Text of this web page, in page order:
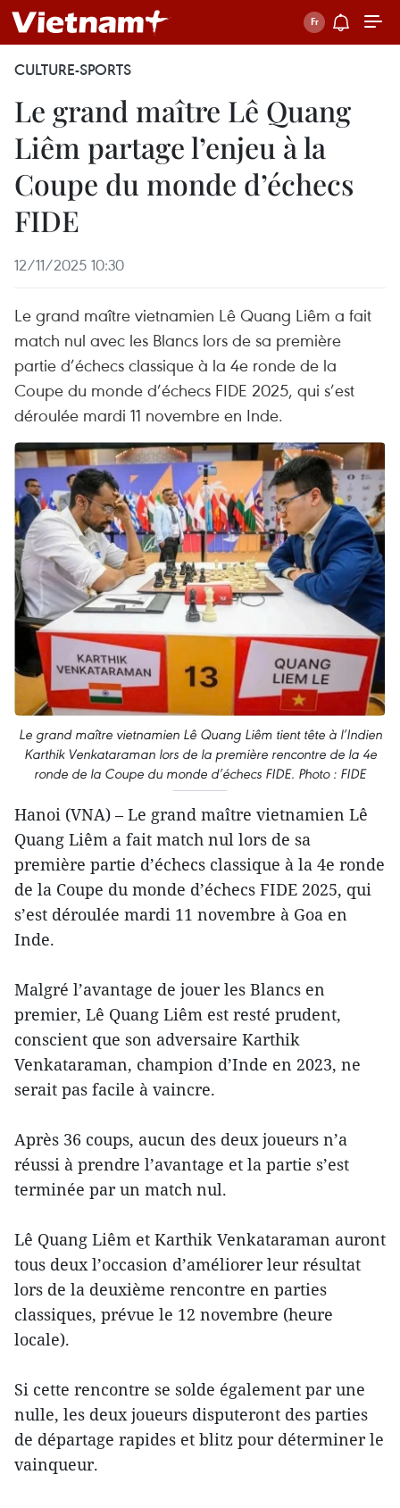
CULTURE-SPORTS
Le grand maître Lê Quang
Liêm partage l’enjeu à la
Coupe du monde d’échecs
FIDE
12/11/2025 10:30
Le grand maître vietnamien Lê Quang Liêm a fait
match nul avec les Blancs lors de sa première
partie d’échecs classique à la 4e ronde de la
Coupe du monde d’échecs FIDE 2025, qui s’est
déroulée mardi 11 novembre en Inde.
Le grand maître vietnamien Lê Quang Liêm tient tête à l’Indien
Karthik Venkataraman lors de la première rencontre de la 4e
ronde de la Coupe du monde d’échecs FIDE. Photo : FIDE
Hanoi (VNA) – Le grand maître vietnamien Lê
Quang Liêm a fait match nul lors de sa
première partie d’échecs classique à la 4e ronde
de la Coupe du monde d’échecs FIDE 2025, qui
s’est déroulée mardi 11 novembre à Goa en
Inde.
Malgré l’avantage de jouer les Blancs en
premier, Lê Quang Liêm est resté prudent,
conscient que son adversaire Karthik
Venkataraman, champion d’Inde en 2023, ne
serait pas facile à vaincre.
Après 36 coups, aucun des deux joueurs n’a
réussi à prendre l’avantage et la partie s’est
terminée par un match nul.
Lê Quang Liêm et Karthik Venkataraman auront
tous deux l’occasion d’améliorer leur résultat
lors de la deuxième rencontre en parties
classiques, prévue le 12 novembre (heure
locale).
Si cette rencontre se solde également par une
nulle, les deux joueurs disputeront des parties
de départage rapides et blitz pour déterminer le
vainqueur.